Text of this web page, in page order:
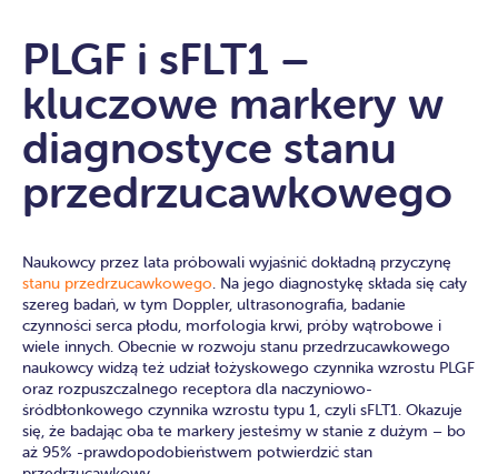
PLGF i sFLT1 –
kluczowe markery w
diagnostyce stanu
przedrzucawkowego
Naukowcy przez lata próbowali wyjaśnić dokładną przyczynę
stanu przedrzucawkowego. Na jego diagnostykę składa się cały
szereg badań, w tym Doppler, ultrasonografia, badanie
czynności serca płodu, morfologia krwi, próby wątrobowe i
wiele innych. Obecnie w rozwoju stanu przedrzucawkowego
naukowcy widzą też udział łożyskowego czynnika wzrostu PLGF
oraz rozpuszczalnego receptora dla naczyniowo-
śródbłonkowego czynnika wzrostu typu 1, czyli sFLT1. Okazuje
się, że badając oba te markery jesteśmy w stanie z dużym – bo
aż 95% -prawdopodobieństwem potwierdzić stan